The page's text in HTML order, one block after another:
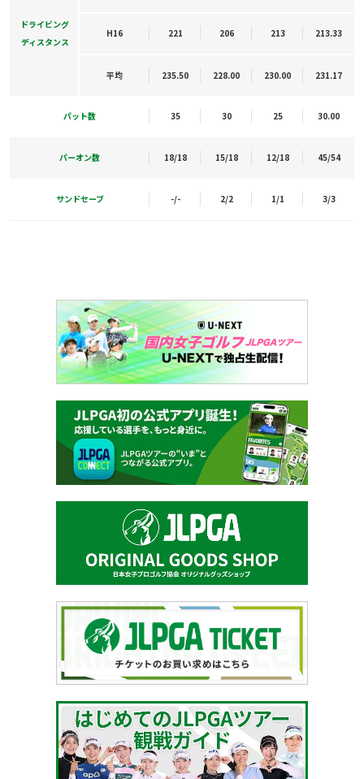
ドライビング
ディスタンス
H16 221 206 213 213.33
平均 235.50 228.00 230.00 231.17
パット数 35 30 25 30.00
パーオン数 18/18 15/18 12/18 45/54
サンドセーブ -/- 2/2 1/1 3/3